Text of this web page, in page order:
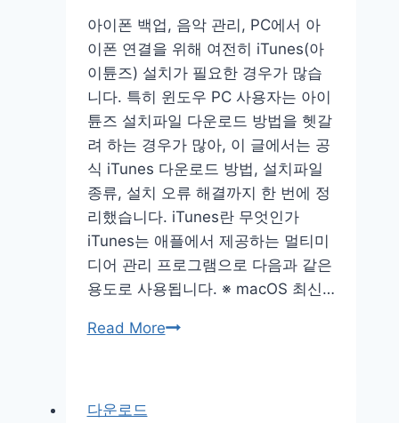
법
전
화
번
호
위
치
홈
페
이
지
아이폰 백업, 음악 관리, PC에서 아
이폰 연결을 위해 여전히 iTunes(아
이튠즈) 설치가 필요한 경우가 많습
니다. 특히 윈도우 PC 사용자는 아이
튠즈 설치파일 다운로드 방법을 헷갈
려 하는 경우가 많아, 이 글에서는 공
식 iTunes 다운로드 방법, 설치파일
종류, 설치 오류 해결까지 한 번에 정
리했습니다. iTunes란 무엇인가
iTunes는 애플에서 제공하는 멀티미
디어 관리 프로그램으로 다음과 같은
용도로 사용됩니다. ※ macOS 최신…
Read Moreitunes
다운로드